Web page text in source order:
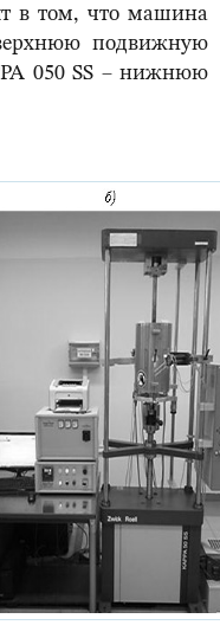
в том, что машина
подвижную
050 SS – нижнюю